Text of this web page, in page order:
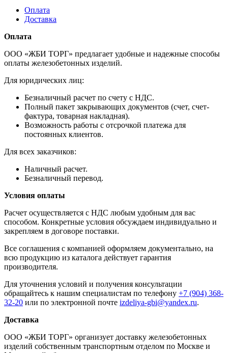
Оплата
Доставка
Оплата
ООО «ЖБИ ТОРГ» предлагает удобные и надежные способы
оплаты железобетонных изделий.
Для юридических лиц:
Безналичный расчет по счету с НДС.
Полный пакет закрывающих документов (счет, счет-
фактура, товарная накладная).
Возможность работы с отсрочкой платежа для
постоянных клиентов.
Для всех заказчиков:
Наличный расчет.
Безналичный перевод.
Условия оплаты
Расчет осуществляется с НДС любым удобным для вас
способом. Конкретные условия обсуждаем индивидуально и
закрепляем в договоре поставки.
Все соглашения с компанией оформляем документально, на
всю продукцию из каталога действует гарантия
производителя.
Для уточнения условий и получения консультации
обращайтесь к нашим специалистам по телефону +7 (904) 368-
32-20 или по электронной почте izdeliya-gbi@yandex.ru.
Доставка
ООО «ЖБИ ТОРГ» организует доставку железобетонных
изделий собственным транспортным отделом по Москве и